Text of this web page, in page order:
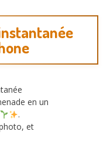
en un
.
et